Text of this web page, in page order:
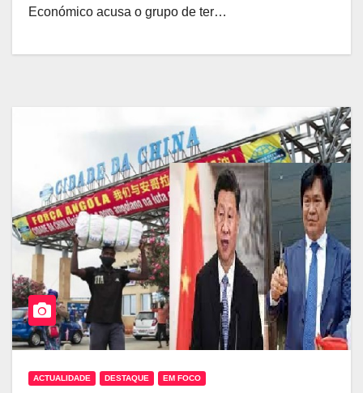
Económico acusa o grupo de ter…
ACTUALIDADE DESTAQUE EM FOCO